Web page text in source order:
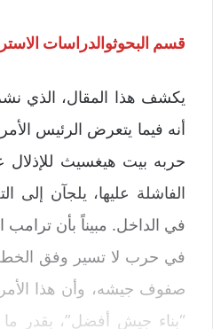
قسم البحوثوالدراسات الاستراتجية
أنه فيما يتعرض الرئيس
حربه بيت هيغسيث
الفاشلة عليها، يلجآن إلى
في الداخل. مبيناً بأن ترامب
في حرب لا تسير وفق
صفوف جيشه، وأن هذا
“بناء جيش أفضل”، بقدر